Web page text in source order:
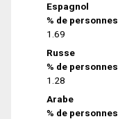
Espagnol
% de personnes
1.69
Russe
% de personnes
1.28
Arabe
% de personnes